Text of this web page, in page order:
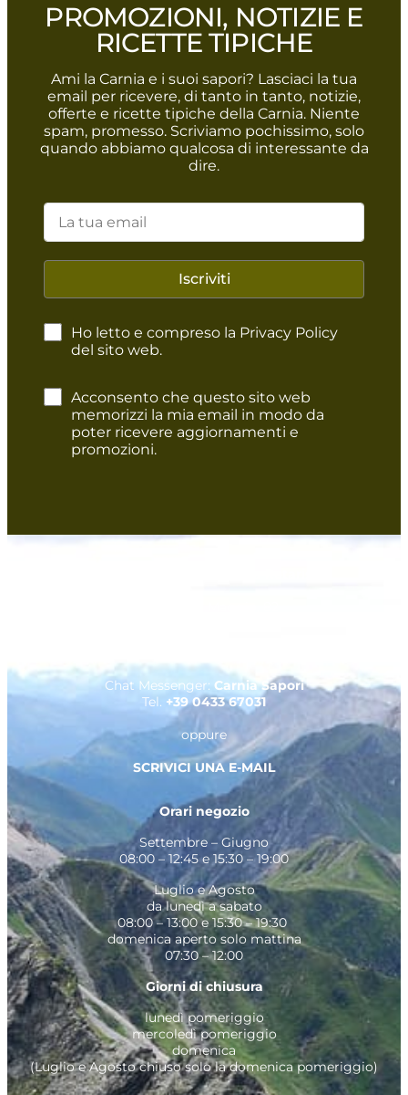
PROMOZIONI, NOTIZIE E
RICETTE TIPICHE
Ami la Carnia e i suoi sapori? Lasciaci la tua
email per ricevere, di tanto in tanto, notizie,
offerte e ricette tipiche della Carnia. Niente
spam, promesso. Scriviamo pochissimo, solo
quando abbiamo qualcosa di interessante da
dire.
Iscriviti
Ho letto e compreso la Privacy Policy
del sito web.
Acconsento che questo sito web
memorizzi la mia email in modo da
poter ricevere aggiornamenti e
promozioni.
Chat Messenger: Carnia Sapori
Tel. +39 0433 67031
oppure
SCRIVICI UNA E-MAIL
Orari negozio
Settembre – Giugno
08:00 – 12:45 e 15:30 – 19:00
Luglio e Agosto
da lunedì a sabato
08:00 – 13:00 e 15:30 – 19:30
domenica aperto solo mattina
07:30 – 12:00
Giorni di chiusura
lunedì pomeriggio
mercoledì pomeriggio
domenica
(Luglio e Agosto chiuso solo la domenica pomeriggio)